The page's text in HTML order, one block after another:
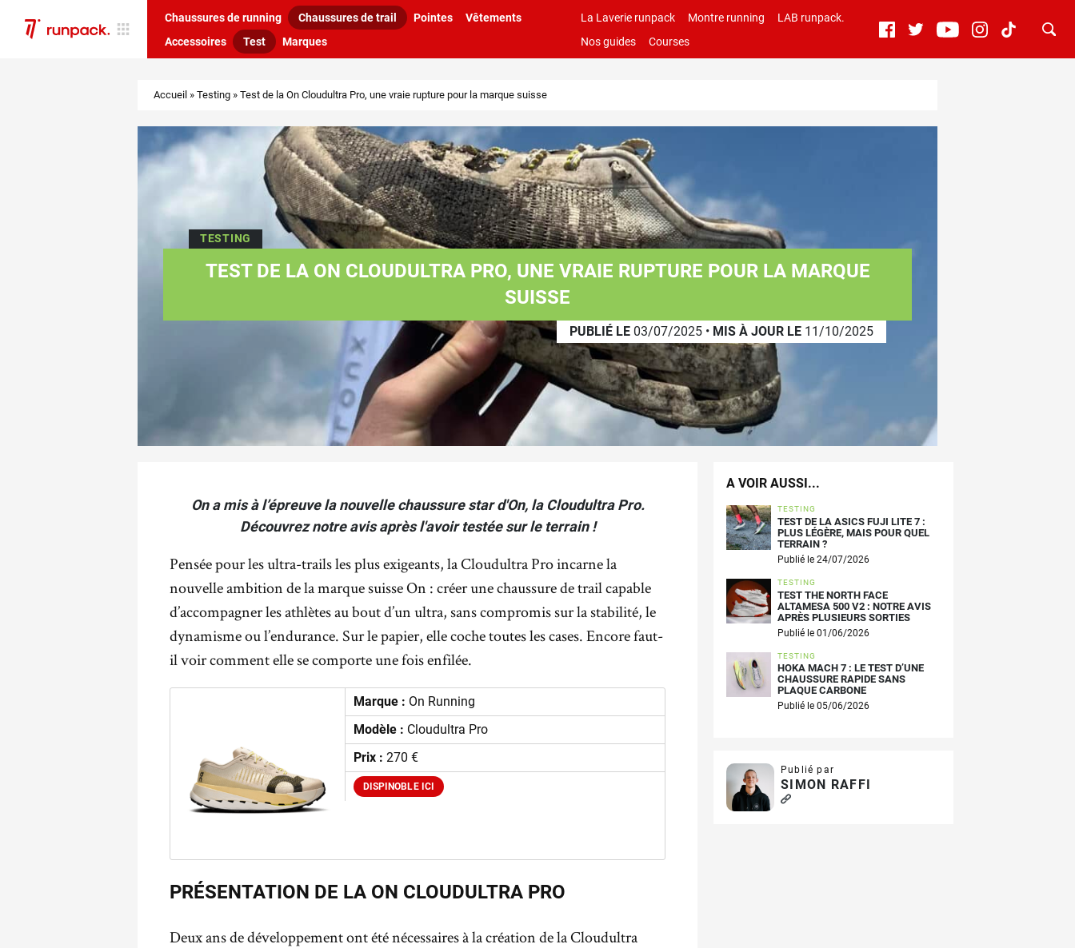
Chaussures de running Chaussures de trail Pointes
Vêtements
Accessoires
Test Marques
La Laverie runpack Montre running
LAB runpack.
Nos guides
Courses
Accueil » Testing » Test de la On Cloudultra Pro, une vraie rupture pour la marque suisse
TESTING
TEST DE LA ON CLOUDULTRA PRO, UNE VRAIE RUPTURE POUR LA MARQUE
SUISSE
PUBLIÉ LE 03/07/2025 • MIS À JOUR LE 11/10/2025
On a mis à l’épreuve la nouvelle chaussure star d'On, la Cloudultra Pro.
Découvrez notre avis après l'avoir testée sur le terrain !
Pensée pour les ultra-trails les plus exigeants, la Cloudultra Pro incarne la
nouvelle ambition de la marque suisse On : créer une chaussure de trail capable
d’accompagner les athlètes au bout d’un ultra, sans compromis sur la stabilité, le
dynamisme ou l’endurance. Sur le papier, elle coche toutes les cases. Encore faut-
il voir comment elle se comporte une fois enfilée.
Marque : On Running
Modèle : Cloudultra Pro
Prix : 270 €
DISPINOBLE ICI
PRÉSENTATION DE LA ON CLOUDULTRA PRO
Deux ans de développement ont été nécessaires à la création de la Cloudultra
A VOIR AUSSI...
TESTING
TEST DE LA ASICS FUJI LITE 7 :
PLUS LÉGÈRE, MAIS POUR QUEL
TERRAIN ?
Publié le 24/07/2026
TESTING
TEST THE NORTH FACE
ALTAMESA 500 V2 : NOTRE AVIS
APRÈS PLUSIEURS SORTIES
Publié le 01/06/2026
TESTING
HOKA MACH 7 : LE TEST D’UNE
CHAUSSURE RAPIDE SANS
PLAQUE CARBONE
Publié le 05/06/2026
Publié par
SIMON RAFFI